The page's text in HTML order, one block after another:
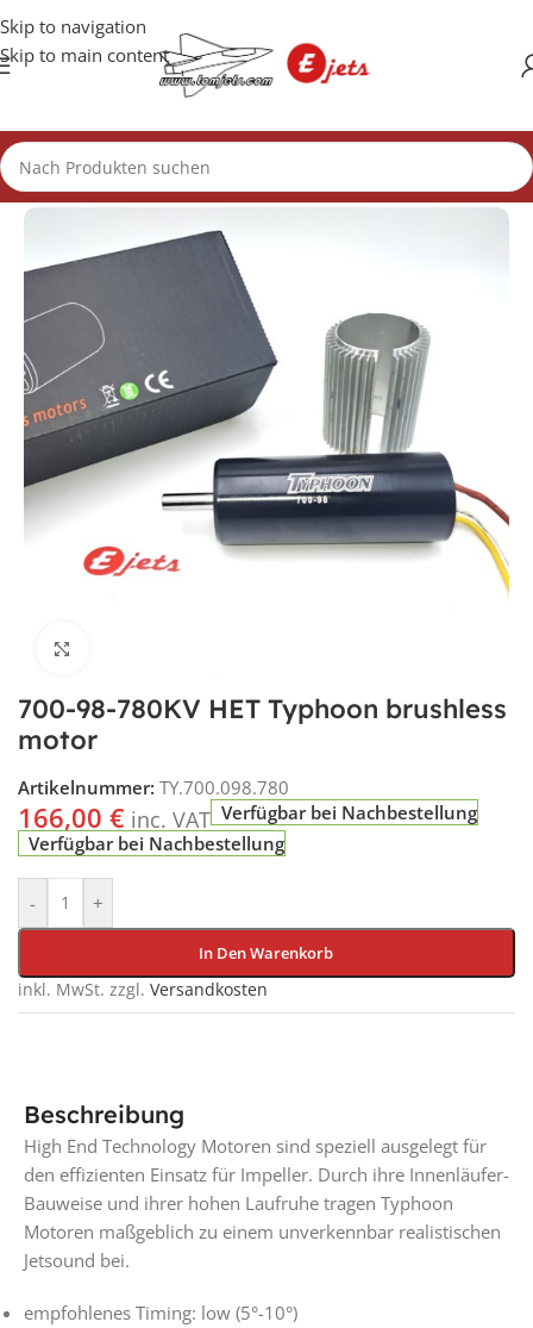
Skip to navigation
Skip to main content
Start/Motoren/39mm
700-98-780KV HET Typhoon brushless
motor
Artikelnummer: TY.700.098.780
166,00 € inc. VAT Verfügbar bei Nachbestellung
Verfügbar bei Nachbestellung
- +
In Den Warenkorb
inkl. MwSt. zzgl. Versandkosten
Beschreibung
High End Technology Motoren sind speziell ausgelegt für
den effizienten Einsatz für Impeller. Durch ihre Innenläufer-
Bauweise und ihrer hohen Laufruhe tragen Typhoon
Motoren maßgeblich zu einem unverkennbar realistischen
Jetsound bei.
empfohlenes Timing: low (5°-10°)